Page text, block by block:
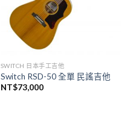
SWITCH 日本手工吉他
Switch RSD-50 全單 民謠吉他
NT$73,000